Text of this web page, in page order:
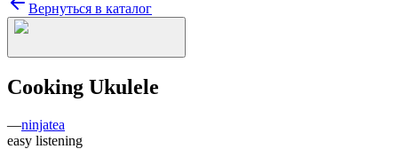
Вернуться в каталог
Cooking Ukulele
—ninjatea
easy listening